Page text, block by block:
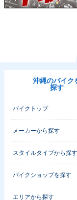
1995年 Super Cub
沖縄のバイク
探す
バイクトップ
メーカーから探す
スタイルタイプから探す
バイクショップを探す
エリアから探す